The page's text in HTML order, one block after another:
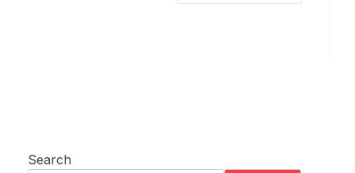
Search